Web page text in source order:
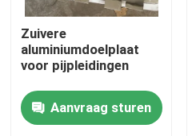
Video's
VR toon
Ongeveer ons
Zuivere
aluminiumdoelplaat
voor pijpleidingen
Aanvraag sturen